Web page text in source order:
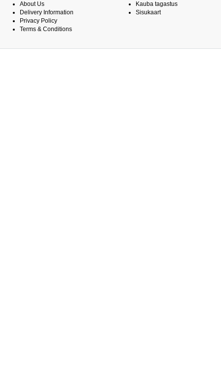
About Us
Delivery Information
Privacy Policy
Terms & Conditions
Kauba tagastus
Sisukaart